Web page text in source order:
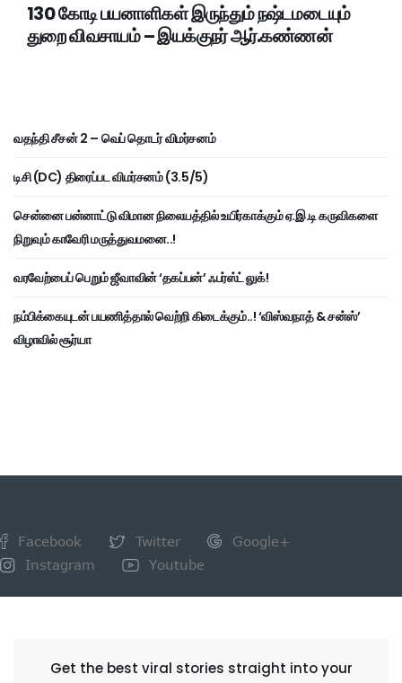
130 கோடி பயனாளிகள் இருந்தும் நஷ்டமடையும்
துறை விவசாயம் – இயக்குநர் ஆர்.கண்ணன்
வதந்தி சீசன் 2 – வெப் தொடர் விமர்சனம்
டிசி (DC) திரைப்பட விமர்சனம் (3.5/5)
சென்னை பன்னாட்டு விமான நிலையத்தில் உயிர்காக்கும் ஏ.இ.டி கருவிகளை
நிறுவும் காவேரி மருத்துவமனை..!
வரவேற்பைப் பெறும் ஜீவாவின் ‘தகப்பன்’ ஃபர்ஸ்ட் லுக்!
நம்பிக்கையுடன் பயணித்தால் வெற்றி கிடைக்கும்..! ‘விஸ்வநாத் & சன்ஸ்’
விழாவில் சூர்யா
Facebook Twitter
Google+
Instagram
Youtube
Get the best viral stories straight into your